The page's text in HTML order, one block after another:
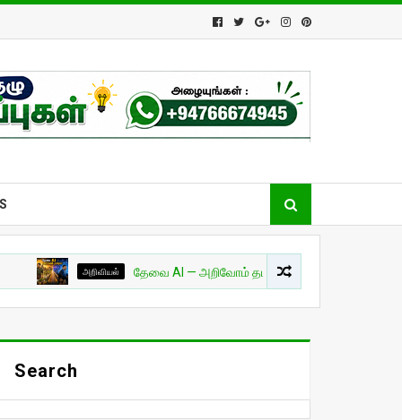
அறிவியல் தேவை AI — அறிவோம் தமிழில்! - பாகம் 01
Search